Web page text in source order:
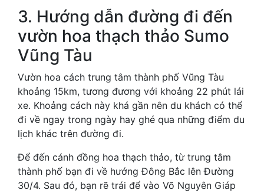
3. Hướng dẫn đường đi đến
vườn hoa thạch thảo Sumo
Vũng Tàu
Vườn hoa cách trung tâm thành phố Vũng Tàu
khoảng 15km, tương đương với khoảng 22 phút lái
xe. Khoảng cách này khá gần nên du khách có thể
đi về ngay trong ngày hay ghé qua những điểm du
lịch khác trên đường đi.
Để đến cánh đồng hoa thạch thảo, từ trung tâm
thành phố bạn đi về hướng Đông Bắc lên Đường
30/4. Sau đó, bạn rẽ trái để vào Võ Nguyên Giáp